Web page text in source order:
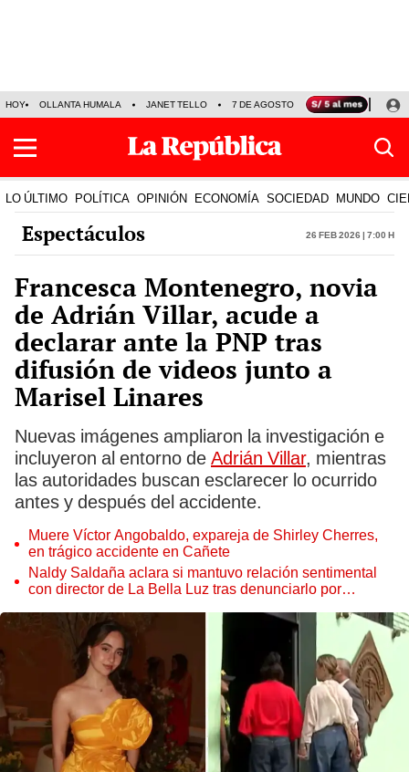
HOY OLLANTA HUMALA JANET TELLO 7 DE AGOSTO TINKA RESULTADOS
LO ÚLTIMO POLÍTICA OPINIÓN ECONOMÍA SOCIEDAD MUNDO
Espectáculos 26 Feb 2026 | 7:00 h
Francesca Montenegro, novia
de Adrián Villar, acude a
declarar ante la PNP tras
difusión de videos junto a
Marisel Linares
Nuevas imágenes ampliaron la investigación e
incluyeron al entorno de Adrián Villar, mientras
las autoridades buscan esclarecer lo ocurrido
antes y después del accidente.
Muere Víctor Angobaldo, expareja de Shirley Cherres,
en trágico accidente en Cañete
Naldy Saldaña aclara si mantuvo relación sentimental
con director de La Bella Luz tras denunciarlo por